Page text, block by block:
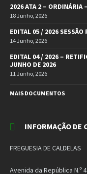
2026 ATA 2 – ORDINÁRIA
18 Junho, 2026
EDITAL 05 / 2026
14 Junho, 2026
EDITAL 04 / 2026 –
JUNHO DE 2026
11 Junho, 2026
MAIS DOCUMENTOS
INFORMAÇÃO DE
FREGUESIA DE CALDELAS
Avenida da República N.º